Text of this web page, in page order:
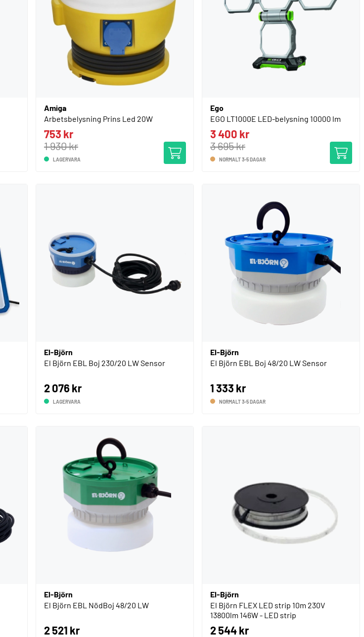
Amiga
Arbetsbelysning Prins Led 20W
753 kr
1 930 kr
LAGERVARA
Ego
EGO LT1000E LED-belysning 10000 lm
3 400 kr
3 695 kr
NORMALT 3-5 DAGAR
El-Björn
El Björn EBL Boj 230/20 LW Sensor
2 076 kr
LAGERVARA
El-Björn
El Björn EBL Boj 48/20 LW Sensor
1 333 kr
NORMALT 3-5 DAGAR
El-Björn
El Björn EBL NödBoj 48/20 LW
2 521 kr
El-Björn
El Björn FLEX LED strip 10m 230V
13800lm 146W - LED strip
2 544 kr